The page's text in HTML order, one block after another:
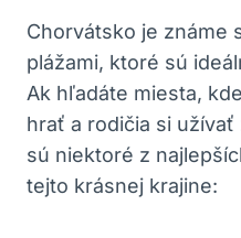
Chorvátsko je známe
plážami, ktoré sú
Ak hľadáte miesta,
hrať a rodičia si
sú niektoré z
tejto krásnej krajine: